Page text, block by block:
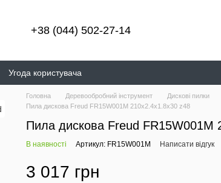
+38 (044) 502-27-14
Угода користувача
Головна Деревообробний інструмент Дискові пилки
Пила дискова Freud FR15W001M 210x2.4x1.8x30 z48
Пила дискова Freud FR15W001M
В наявності Артикул: FR15W001M Написати відгук
3 017 грн